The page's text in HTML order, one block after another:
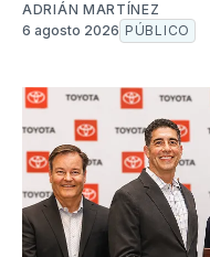
ADRIÁN MARTÍNEZ
6 agosto 2026 PÚBLICO